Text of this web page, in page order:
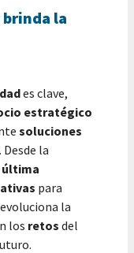
brinda la
es clave,
estratégico
soluciones
. Desde la
para
la
los retos del